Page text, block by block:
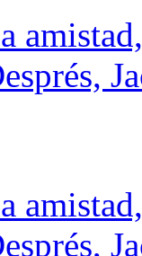
amistad,
amistad,